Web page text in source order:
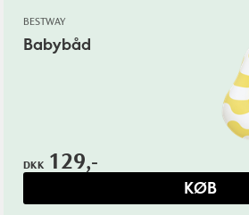
BESTWAY
Babybåd
DKK 129,-
KØB